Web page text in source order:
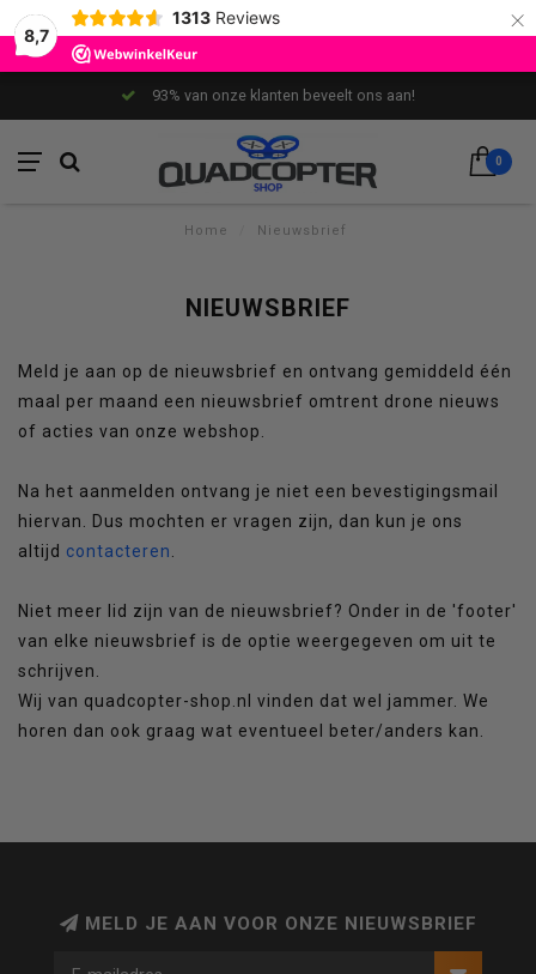
8,7
1313 Reviews ×
93% van onze klanten beveelt ons aan!
0
Home Nieuwsbrief
NIEUWSBRIEF
Meld je aan op de nieuwsbrief en ontvang gemiddeld één
maal per maand een nieuwsbrief omtrent drone nieuws
of acties van onze webshop.
Na het aanmelden ontvang je niet een bevestigingsmail
hiervan. Dus mochten er vragen zijn, dan kun je ons
altijd contacteren
Niet meer lid zijn van de nieuwsbrief? Onder in de 'footer'
van elke nieuwsbrief is de optie weergegeven om uit te
schrijven.
Wij van quadcopter-shop.nl vinden dat wel jammer. We
horen dan ook graag wat eventueel beter/anders kan.
MELD JE AAN VOOR ONZE NIEUWSBRIEF